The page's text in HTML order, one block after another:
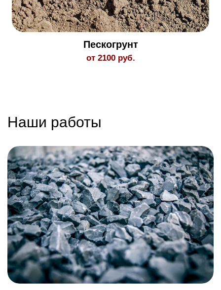
Пескогрунт
от 2100 руб.
Наши работы